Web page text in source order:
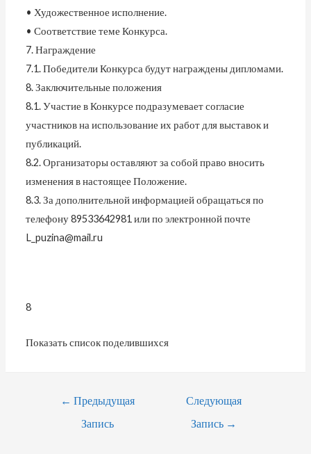
• Художественное исполнение.
• Соответствие теме Конкурса.
7. Награждение
7.1. Победители Конкурса будут награждены дипломами.
8. Заключительные положения
8.1. Участие в Конкурсе подразумевает согласие
участников на использование их работ для выставок и
публикаций.
8.2. Организаторы оставляют за собой право вносить
изменения в настоящее Положение.
8.3. За дополнительной информацией обращаться по
телефону 89533642981 или по электронной почте
L_puzina@mail.ru
8
Показать список поделившихся
← Предыдущая
Запись
Следующая
Запись →